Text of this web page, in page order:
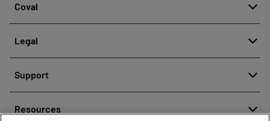
Coval
History
Our technologies
Legal
Avisos legales
Support
Contact sales
Resources